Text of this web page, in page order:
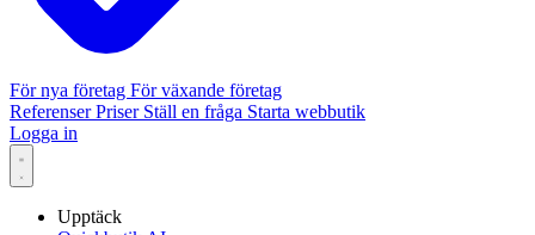
För nya företag För växande företag
ReferenserPriser Ställ en fråga Starta webbutik
Logga in
Upptäck